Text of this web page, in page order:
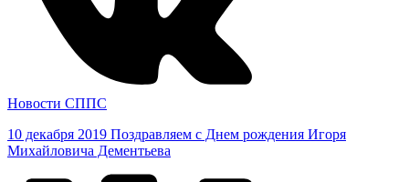
Новости СППС
10 декабря 2019 Поздравляем с Днем рождения Игоря
Михайловича Дементьева